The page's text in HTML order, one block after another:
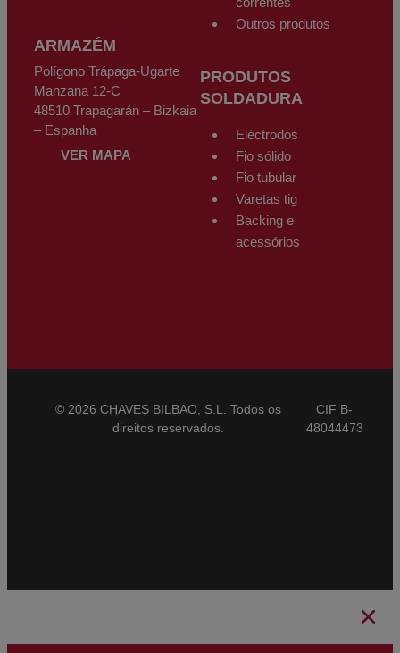
ARMAZÉM
Polígono Trápaga-Ugarte
Manzana 12-C
48510 Trapagarán – Bizkaia
– Espanha
VER MAPA
Outros produtos
PRODUTOS
SOLDADURA
Eléctrodos
Fio sólido
Fio tubular
Varetas tig
Backing e
acessórios
© 2026 CHAVES BILBAO, S.L. Todos os
direitos reservados.
CIF B-
48044473